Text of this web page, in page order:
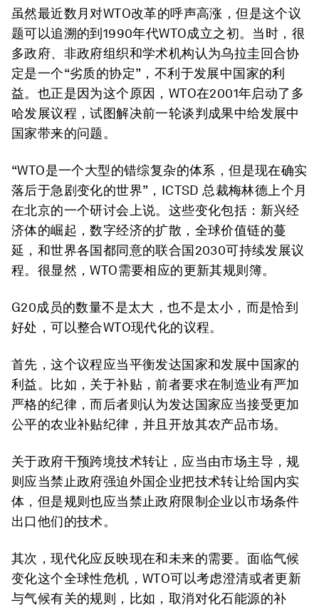
虽然最近数月对WTO改革的呼声高涨，但是这个议
题可以追溯的到1990年代WTO成立之初。当时，很
多政府、非政府组织和学术机构认为乌拉圭回合协
定是一个“劣质的协定”，不利于发展中国家的利
益。也正是因为这个原因，WTO在2001年启动了多
哈发展议程，试图解决前一轮谈判成果中给发展中
国家带来的问题。
“WTO是一个大型的错综复杂的体系，但是现在确实
落后于急剧变化的世界”，ICTSD 总裁梅林德上个月
在北京的一个研讨会上说。这些变化包括：新兴经
济体的崛起，数字经济的扩散，全球价值链的蔓
延，和世界各国都同意的联合国2030可持续发展议
程。很显然，WTO需要相应的更新其规则簿。
G20成员的数量不是太大，也不是太小，而是恰到
好处，可以整合WTO现代化的议程。
首先，这个议程应当平衡发达国家和发展中国家的
利益。比如，关于补贴，前者要求在制造业有严加
严格的纪律，而后者则认为发达国家应当接受更加
公平的农业补贴纪律，并且开放其农产品市场。
关于政府干预跨境技术转让，应当由市场主导，规
则应当禁止政府强迫外国企业把技术转让给国内实
体，但是规则也应当禁止政府限制企业以市场条件
出口他们的技术。
其次，现代化应反映现在和未来的需要。面临气候
变化这个全球性危机，WTO可以考虑澄清或者更新
与气候有关的规则，比如，取消对化石能源的补